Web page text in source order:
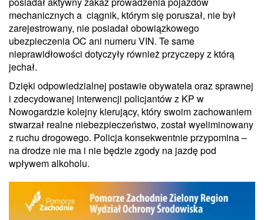
mechanicznych a ciągnik, którym się poruszał, nie był
zarejestrowany, nie posiadał obowiązkowego
ubezpieczenia OC ani numeru VIN. Te same
nieprawidłowości dotyczyły również przyczepy z którą
jechał.
Dzięki odpowiedzialnej postawie obywatela oraz sprawnej
i zdecydowanej interwencji policjantów z KP w
Nowogardzie kolejny kierujący, który swoim zachowaniem
stwarzał realne niebezpieczeństwo, został wyeliminowany
z ruchu drogowego. Policja konsekwentnie przypomina –
na drodze nie ma i nie będzie zgody na jazdę pod
wpływem alkoholu.